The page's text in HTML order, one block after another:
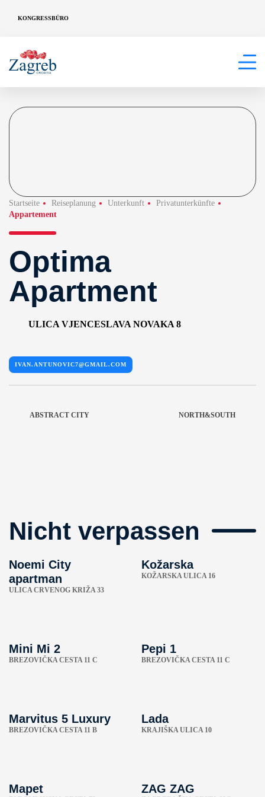
KONGRESSBÜRO
Startseite Reiseplanung Unterkunft
Privatunterkünfte
Appartement
Optima
Apartment
ULICA VJENCESLAVA NOVAKA 8
IVAN.ANTUNOVIC7@GMAIL.COM
ABSTRACT CITY NORTH&SOUTH
Nicht verpassen
Noemi City
apartman
ULICA CRVENOG KRIŽA 33
Kožarska
KOŽARSKA ULICA 16
Mini Mi 2
BREZOVIČKA CESTA 11 C
Pepi 1
BREZOVIČKA CESTA 11 C
Marvitus 5 Luxury
BREZOVIČKA CESTA 11 B
Lada
KRAJIŠKA ULICA 10
Mapet ZAG ZAG